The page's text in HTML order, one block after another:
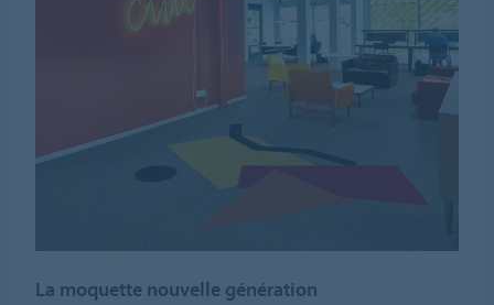
La moquette nouvelle génération